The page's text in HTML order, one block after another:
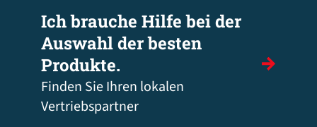
Ich brauche Hilfe bei der
Auswahl der besten
Produkte.
Finden Sie Ihren lokalen
Vertriebspartner